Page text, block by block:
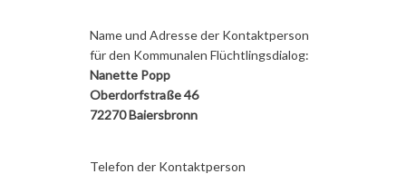
Name und Adresse der Kontaktperson
für den Kommunalen Flüchtlingsdialog:
Nanette Popp
Oberdorfstraße 46
72270 Baiersbronn
Telefon der Kontaktperson